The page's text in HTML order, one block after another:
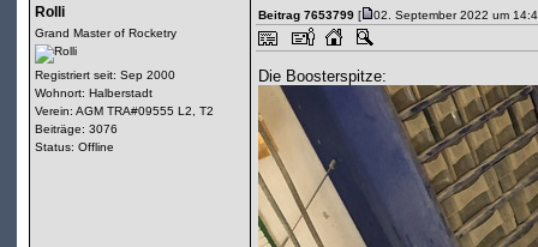
Rolli
Grand Master of Rocketry
Registriert seit: Sep 2000
Wohnort: Halberstadt
Verein: AGM TRA#09555 L2, T2
Beiträge: 3076
Status: Offline
Beitrag 7653799[ 02. September 2022 um
Die Boosterspitze: